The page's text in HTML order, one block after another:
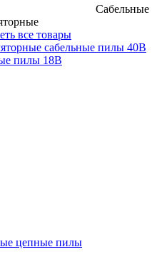
Сабельные
все товары
сабельные пилы 40В
пилы 18В
цепные пилы